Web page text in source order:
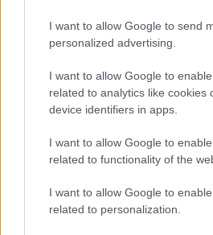
I want to allow Google to send
personalized advertising.
I want to allow Google to
related to analytics like cookies
device identifiers in apps.
I want to allow Google to
related to functionality of the
I want to allow Google to
related to personalization.
Τι σημαίνει η λέξη
Τουρισμός για Όλους
μπορούν να κάνουν
ΑΣΕΠ: Δύο νέοι
για διορισμούς στο